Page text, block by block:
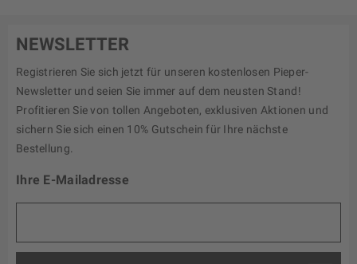
NEWSLETTER
Registrieren Sie sich jetzt für unseren kostenlosen Pieper-
Newsletter und seien Sie immer auf dem neusten Stand!
Profitieren Sie von tollen Angeboten, exklusiven Aktionen und
sichern Sie sich einen 10% Gutschein für Ihre nächste
Bestellung.
Ihre E-Mailadresse